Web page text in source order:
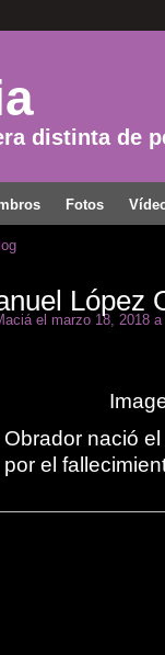
distinta de
Fotos
López
el marzo 18, 2018 a
nació
el